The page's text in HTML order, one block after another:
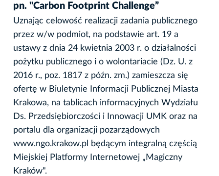
pn. "Carbon Footprint Challenge”
Uznając celowość realizacji zadania publicznego
przez w/w podmiot, na podstawie art. 19 a
ustawy z dnia 24 kwietnia 2003 r. o działalności
pożytku publicznego i o wolontariacie (Dz. U. z
2016 r., poz. 1817 z późn. zm.) zamieszcza się
ofertę w Biuletynie Informacji Publicznej Miasta
Krakowa, na tablicach informacyjnych Wydziału
Ds. Przedsiębiorczości i Innowacji UMK oraz na
portalu dla organizacji pozarządowych
www.ngo.krakow.pl będącym integralną częścią
Miejskiej Platformy Internetowej „Magiczny
Kraków".